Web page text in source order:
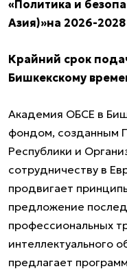
«Политика и
Азия)»на 2026-
Крайний срок
Бишкекскому
Академия ОБСЕ в
фондом, созданным
Республики и
сотрудничеству в
продвигает
предложение
профессиональных
интеллектуального
предлагает